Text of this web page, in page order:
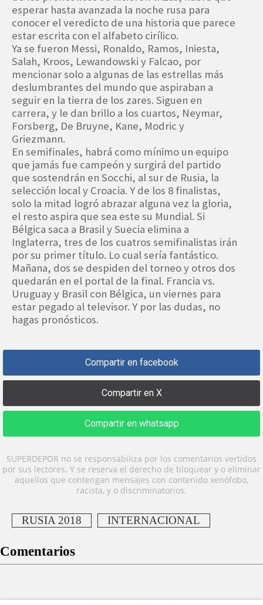
esperar hasta avanzada la noche rusa para
conocer el veredicto de una historia que parece
estar escrita con el alfabeto cirílico.
Ya se fueron Messi, Ronaldo, Ramos, Iniesta,
Salah, Kroos, Lewandowski y Falcao, por
mencionar solo a algunas de las estrellas más
deslumbrantes del mundo que aspiraban a
seguir en la tierra de los zares. Siguen en
carrera, y le dan brillo a los cuartos, Neymar,
Forsberg, De Bruyne, Kane, Modric y
Griezmann.
En semifinales, habrá como mínimo un equipo
que jamás fue campeón y surgirá del partido
que sostendrán en Socchi, al sur de Rusia, la
selección local y Croacia. Y de los 8 finalistas,
solo la mitad logró abrazar alguna vez la gloria,
el resto aspira que sea este su Mundial. Si
Bélgica saca a Brasil y Suecia elimina a
Inglaterra, tres de los cuatros semifinalistas irán
por su primer título. Lo cual sería fantástico.
Mañana, dos se despiden del torneo y otros dos
quedarán en el portal de la final. Francia vs.
Uruguay y Brasil con Bélgica, un viernes para
estar pegado al televisor. Y por las dudas, no
hagas pronósticos.
Compartir en facebook
Compartir en X
Compartir en whatsapp
SUPERDEPOR no se responsabiliza por los comentarios vertidos
por sus lectores. Y se reserva el derecho de bloquear y o eliminar
aquellos que contengan mensajes con contenido xenófobo,
racista, y o discriminatorios.
RUSIA 2018 INTERNACIONAL
Comentarios